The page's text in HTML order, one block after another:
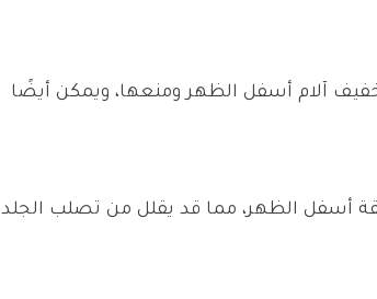
آلام أسفل الظهر ومنعها، ويمكن أيضًا
أسفل الظهر، مما قد يقلل من تصلب الجلد